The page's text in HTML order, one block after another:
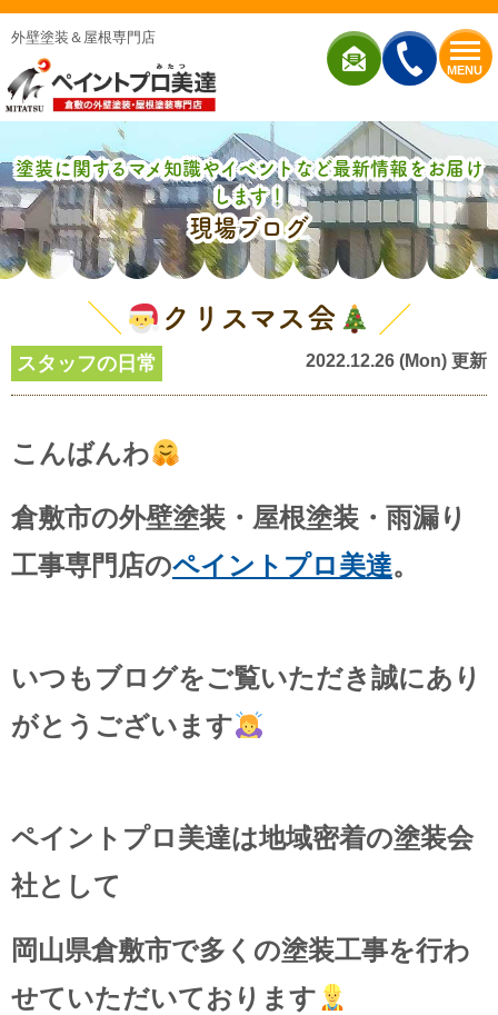
MENU
外壁塗装＆屋根専門店
塗装に関するマメ知識やイベントなど最新情報をお届け
します！
現場ブログ
クリスマス会
スタッフの日常 2022.12.26 (Mon) 更新
こんばんわ
倉敷市の外壁塗装・屋根塗装・雨漏り
工事専門店のペイントプロ美達。
いつもブログをご覧いただき誠にあり
がとうございます
ペイントプロ美達は地域密着の塗装会
社として
岡山県倉敷市で多くの塗装工事を行わ
せていただいております